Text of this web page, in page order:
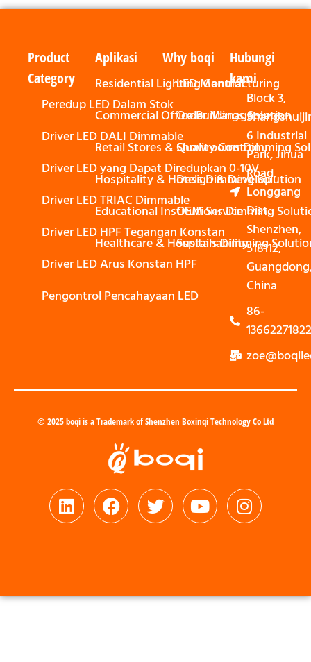
Product
Category
Peredup LED Dalam Stok
Driver LED DALI Dimmable
Driver LED yang Dapat Diredupkan 0-10V
Driver LED TRIAC Dimmable
Driver LED HPF Tegangan Konstan
Driver LED Arus Konstan HPF
Pengontrol Pencahayaan LED
Aplikasi
Residential Lighting Control
Commercial Office Buildings Solution
Retail Stores & Showrooms Dimming
Hospitality & Hotels Dimming Solution
Educational Institutions Dimming
Healthcare & Hospitals Dimming
Why boqi
LED Manufacturing
Order Management
Quality Control
Design & Develop
OEM Service
Sustainability
Hubungi
kami
Block 3,
6 Industrial
Park, Jihua
Road,
Longgang
Dist,
Shenzhen,
518112,
China
86-
13662271822
© 2025 boqi is a Trademark of Shenzhen Boxinqi Technology Co Ltd